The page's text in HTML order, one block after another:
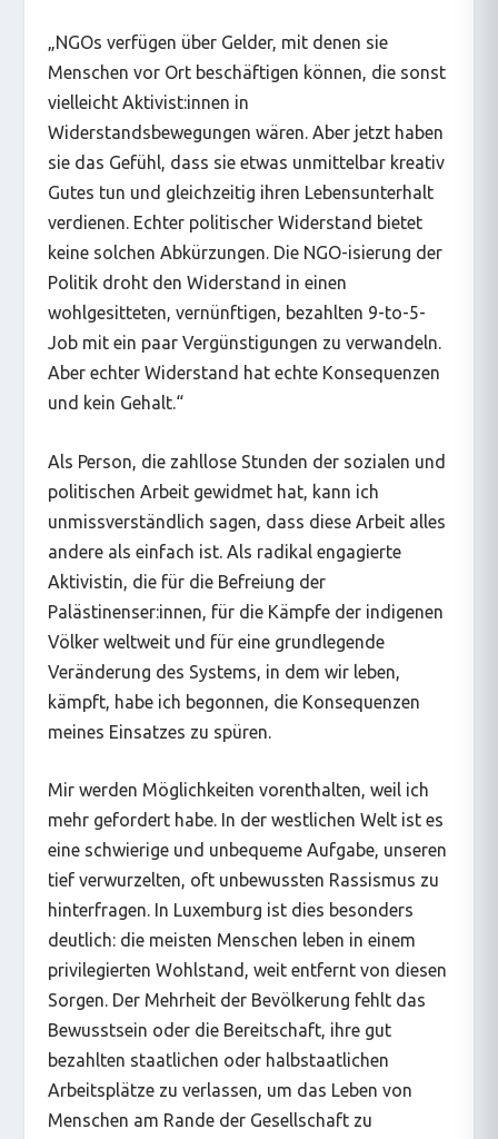
„NGOs verfügen über Gelder, mit denen sie
Menschen vor Ort beschäftigen können, die sonst
vielleicht Aktivist:innen in
Widerstandsbewegungen wären. Aber jetzt haben
sie das Gefühl, dass sie etwas unmittelbar kreativ
Gutes tun und gleichzeitig ihren Lebensunterhalt
verdienen. Echter politischer Widerstand bietet
keine solchen Abkürzungen. Die NGO-isierung der
Politik droht den Widerstand in einen
wohlgesitteten, vernünftigen, bezahlten 9-to-5-
Job mit ein paar Vergünstigungen zu verwandeln.
Aber echter Widerstand hat echte Konsequenzen
und kein Gehalt.“
Als Person, die zahllose Stunden der sozialen und
politischen Arbeit gewidmet hat, kann ich
unmissverständlich sagen, dass diese Arbeit alles
andere als einfach ist. Als radikal engagierte
Aktivistin, die für die Befreiung der
Palästinenser:innen, für die Kämpfe der indigenen
Völker weltweit und für eine grundlegende
Veränderung des Systems, in dem wir leben,
kämpft, habe ich begonnen, die Konsequenzen
meines Einsatzes zu spüren.
Mir werden Möglichkeiten vorenthalten, weil ich
mehr gefordert habe. In der westlichen Welt ist es
eine schwierige und unbequeme Aufgabe, unseren
tief verwurzelten, oft unbewussten Rassismus zu
hinterfragen. In Luxemburg ist dies besonders
deutlich: die meisten Menschen leben in einem
privilegierten Wohlstand, weit entfernt von diesen
Sorgen. Der Mehrheit der Bevölkerung fehlt das
Bewusstsein oder die Bereitschaft, ihre gut
bezahlten staatlichen oder halbstaatlichen
Arbeitsplätze zu verlassen, um das Leben von
Menschen am Rande der Gesellschaft zu